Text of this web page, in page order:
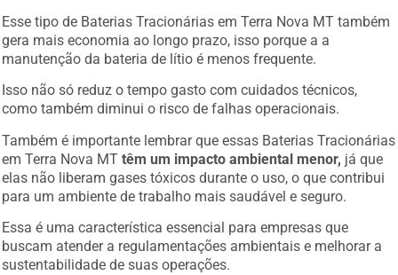
Esse tipo de Baterias Tracionárias em Terra Nova MT também
gera mais economia ao longo prazo, isso porque a a
manutenção da bateria de lítio é menos frequente.
Isso não só reduz o tempo gasto com cuidados técnicos,
como também diminui o risco de falhas operacionais.
Também é importante lembrar que essas Baterias Tracionárias
em Terra Nova MTtêm um impacto ambiental menor, já que
elas não liberam gases tóxicos durante o uso, o que contribui
para um ambiente de trabalho mais saudável e seguro.
Essa é uma característica essencial para empresas que
buscam atender a regulamentações ambientais e melhorar a
sustentabilidade de suas operações.